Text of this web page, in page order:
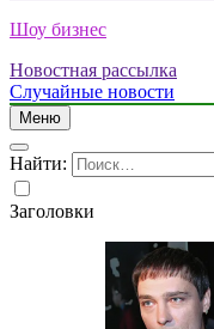
Шоу бизнес
Новостная рассылка
Случайные новости
Меню
Найти:
Заголовки